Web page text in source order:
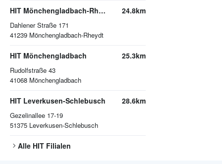
HIT Mönchengladbach-Rheydt
Dahlener Straße 171
41239 Mönchengladbach-Rheydt
24.8km
HIT Mönchengladbach
Rudolfstraße 43
41068 Mönchengladbach
25.3km
HIT Leverkusen-Schlebusch
Gezelinallee 17-19
51375 Leverkusen-Schlebusch
28.6km
Alle HIT Filialen